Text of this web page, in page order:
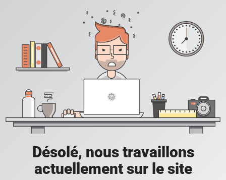
Désolé, nous travaillons
actuellement sur le site